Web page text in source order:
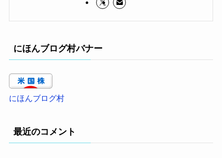
にほんブログ村バナー
にほんブログ村
最近のコメント